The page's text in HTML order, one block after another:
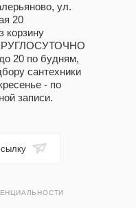
ул.
20
корзину
КРУГЛОСУТОЧНО
20 по будням,
сантехники
- по
записи.